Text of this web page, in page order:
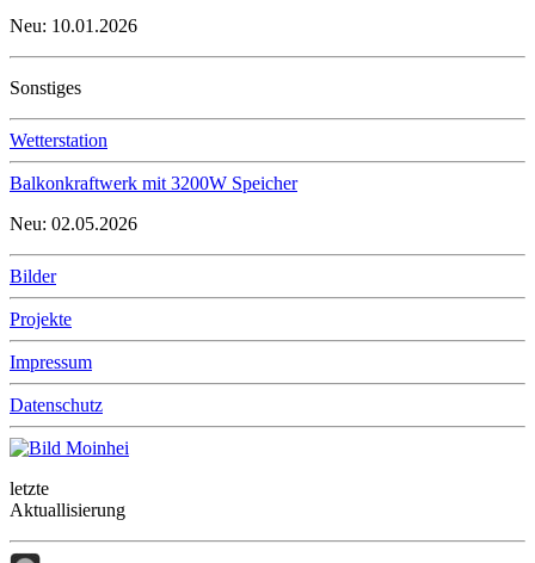
Neu: 10.01.2026
Sonstiges
Wetterstation
Balkonkraftwerk mit 3200W Speicher
Neu: 02.05.2026
Bilder
Projekte
Impressum
Datenschutz
letzte
Aktuallisierung